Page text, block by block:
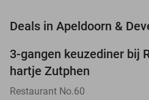
Deals in Apeldoorn &
3-gangen keuzediner bij
hartje Zutphen
Restaurant No.60